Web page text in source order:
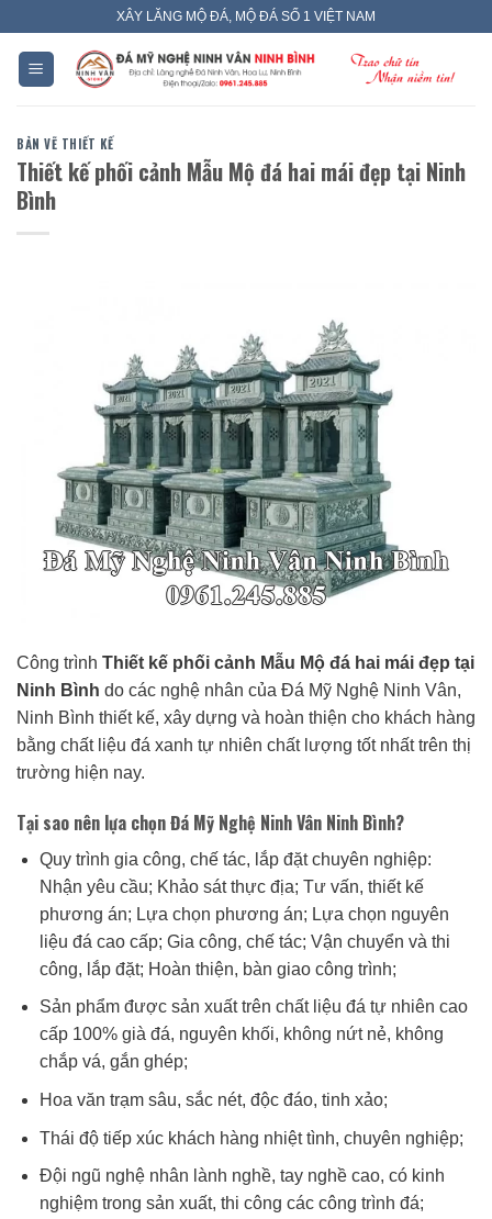
content
XÂY LĂNG MỘ ĐÁ, MỘ ĐÁ SỐ 1 VIỆT NAM
BẢN VẼ THIẾT KẾ
Thiết kế phối cảnh Mẫu Mộ đá hai mái đẹp tại Ninh
Bình
Công trình Thiết kế phối cảnh Mẫu Mộ đá hai mái đẹp tại
Ninh Bình do các nghệ nhân của Đá Mỹ Nghệ Ninh Vân,
Ninh Bình thiết kế, xây dựng và hoàn thiện cho khách hàng
bằng chất liệu đá xanh tự nhiên chất lượng tốt nhất trên thị
trường hiện nay.
Tại sao nên lựa chọn Đá Mỹ Nghệ Ninh Vân Ninh Bình?
Quy trình gia công, chế tác, lắp đặt chuyên nghiệp:
Nhận yêu cầu; Khảo sát thực địa; Tư vấn, thiết kế
phương án; Lựa chọn phương án; Lựa chọn nguyên
liệu đá cao cấp; Gia công, chế tác; Vận chuyển và thi
công, lắp đặt; Hoàn thiện, bàn giao công trình;
Sản phẩm được sản xuất trên chất liệu đá tự nhiên cao
cấp 100% già đá, nguyên khối, không nứt nẻ, không
chắp vá, gắn ghép;
Hoa văn trạm sâu, sắc nét, độc đáo, tinh xảo;
Thái độ tiếp xúc khách hàng nhiệt tình, chuyên nghiệp;
Đội ngũ nghệ nhân lành nghề, tay nghề cao, có kinh
nghiệm trong sản xuất, thi công các công trình đá;